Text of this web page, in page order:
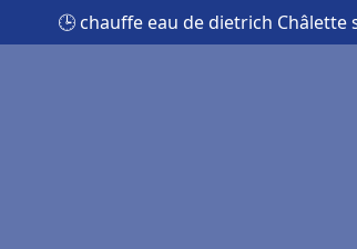
🕒 chauffe eau de dietrich Châlette